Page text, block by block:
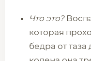
Что это?
которая
бедра от